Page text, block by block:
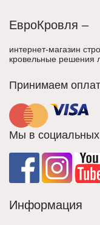
ЕвроКровля –
интернет-магазин
кровельные решения
Принимаем
Мы в социальных
Информация